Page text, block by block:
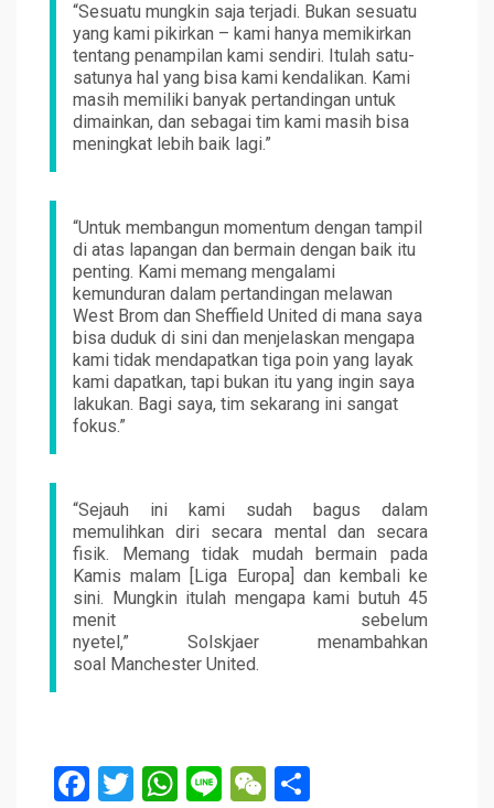
“Sesuatu mungkin saja terjadi. Bukan sesuatu
yang kami pikirkan – kami hanya memikirkan
tentang penampilan kami sendiri. Itulah satu-
satunya hal yang bisa kami kendalikan. Kami
masih memiliki banyak pertandingan untuk
dimainkan, dan sebagai tim kami masih bisa
meningkat lebih baik lagi.”
“Untuk membangun momentum dengan tampil
di atas lapangan dan bermain dengan baik itu
penting. Kami memang mengalami
kemunduran dalam pertandingan melawan
West Brom dan Sheffield United di mana saya
bisa duduk di sini dan menjelaskan mengapa
kami tidak mendapatkan tiga poin yang layak
kami dapatkan, tapi bukan itu yang ingin saya
lakukan. Bagi saya, tim sekarang ini sangat
fokus.”
“Sejauh ini kami sudah bagus dalam
memulihkan diri secara mental dan secara
fisik. Memang tidak mudah bermain pada
Kamis malam [Liga Europa] dan kembali ke
sini. Mungkin itulah mengapa kami butuh 45
menit sebelum
nyetel,” Solskjaer menambahkan
soal Manchester United.
F
T
W Li
W